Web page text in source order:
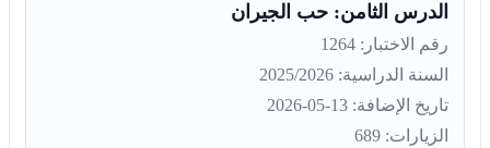
الدرس الثامن: حب الجيران
رقم الاختبار: 1264
السنة الدراسية: 2025/2026
تاريخ الإضافة: 13-05-2026
الزيارات: 689